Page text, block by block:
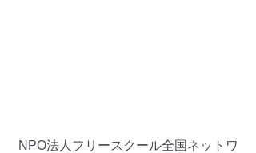
NPO法人フリースクール全国ネットワ